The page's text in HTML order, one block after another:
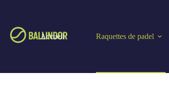
Accueil Raquettes de padel